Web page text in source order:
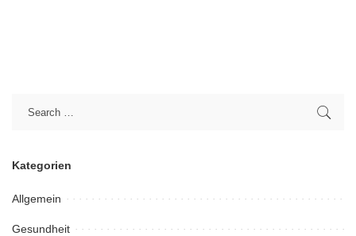
Kategorien
Allgemein
Gesundheit